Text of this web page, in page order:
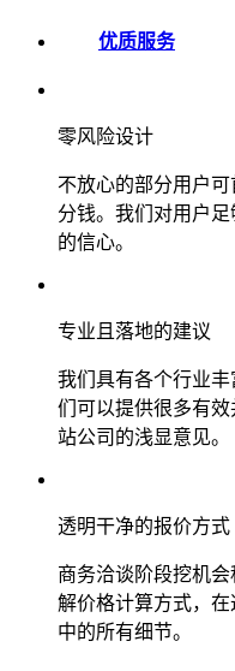
优质服务
零风险设计
不放心的部分用户
分钱。我们对用户
的信心。
专业且落地的建议
我们具有各个行业
们可以提供很多有
站公司的浅显意见。
透明干净的报价方式
商务洽谈阶段挖机
解价格计算方式，
中的所有细节。